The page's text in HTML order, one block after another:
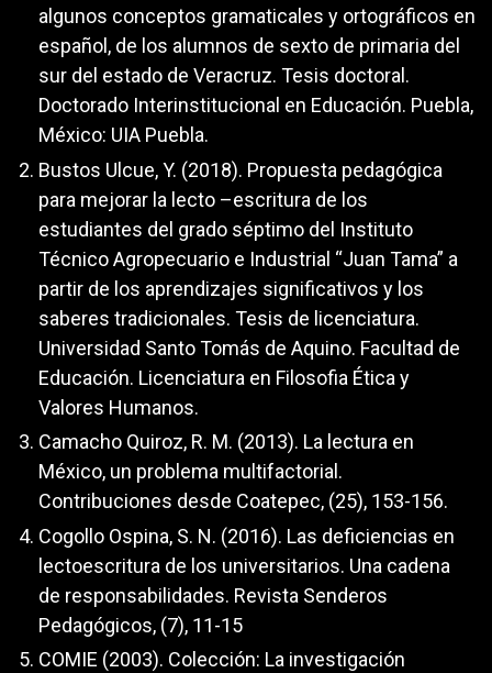
algunos conceptos gramaticales y ortográficos en
español, de los alumnos de sexto de primaria del
sur del estado de Veracruz. Tesis doctoral.
Doctorado Interinstitucional en Educación. Puebla,
México: UIA Puebla.
Bustos Ulcue, Y. (2018). Propuesta pedagógica
para mejorar la lecto –escritura de los
estudiantes del grado séptimo del Instituto
Técnico Agropecuario e Industrial “Juan Tama” a
partir de los aprendizajes significativos y los
saberes tradicionales. Tesis de licenciatura.
Universidad Santo Tomás de Aquino. Facultad de
Educación. Licenciatura en Filosofia Ética y
Valores Humanos.
Camacho Quiroz, R. M. (2013). La lectura en
México, un problema multifactorial.
Contribuciones desde Coatepec, (25), 153-156.
Cogollo Ospina, S. N. (2016). Las deficiencias en
lectoescritura de los universitarios. Una cadena
de responsabilidades. Revista Senderos
Pedagógicos, (7), 11-15
COMIE (2003). Colección: La investigación